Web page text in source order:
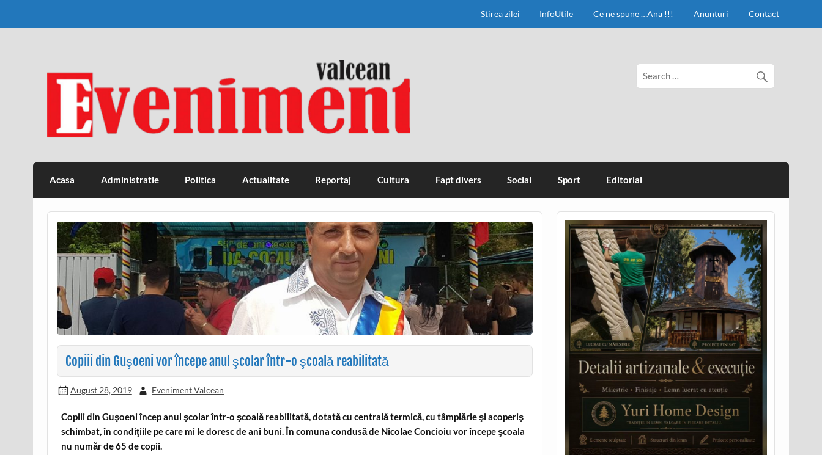
Stirea zilei InfoUtile Ce ne spune …Ana !!! Anunturi Contact
Eveniment Valcean
Acasa Administratie Politica Actualitate Reportaj Cultura Fapt divers Social Sport Editorial
Copiii din Guşoeni vor începe anul şcolar într-o şcoală reabilitată
August 28, 2019 Eveniment Valcean
Copiii din Guşoeni încep anul şcolar într-o şcoală reabilitată, dotată cu centrală termică, cu tâmplărie şi acoperiş
schimbat, în condiţiile pe care mi le doresc de ani buni. În comuna condusă de Nicolae Concioiu vor începe şcoala
nu număr de 65 de copii.